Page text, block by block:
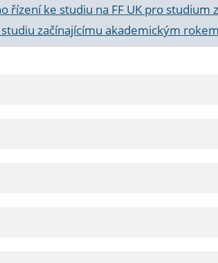
řízení ke studiu na FF UK pro studium
začínajícímu akademickým